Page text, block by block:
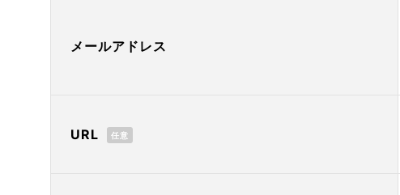
メールアドレス
URL 任意